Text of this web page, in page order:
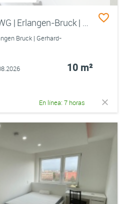
10m2 Zimmer in 3er-WG | Erlangen-Bruck | ab sofort
Bruck | Gerhard-
10 m²
En línea: 7 horas